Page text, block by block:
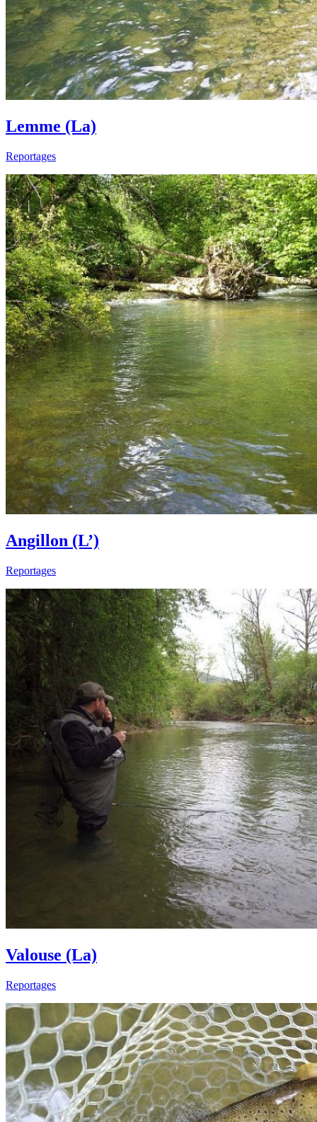
Lemme (La)
Reportages
Angillon (L’)
Reportages
Valouse (La)
Reportages